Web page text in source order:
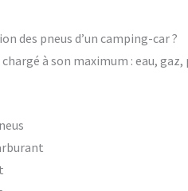
des pneus d’un camping-car ?
à son maximum : eau,